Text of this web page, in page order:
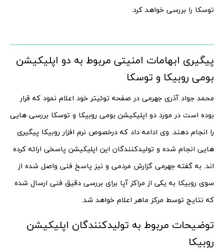
توسکا را بررسی خواهد کرد.
پیگیری ابهامات امنیتی مربوط به دو اپلیکیشن
بومی روبیکا و توسکا
محمد جواد آذری جهرمی در صفحه توئیتر خود اعلام نمود که قرار
بوده است در مورد دو اپلیکیشن بومی روبیکا و توسکا بررسی هایی
را انجام دهند. وی ادامه داد که درخصوص نرم افزار روبیکا پیگیری
هایی انجام شده و تولیدکنندگان این اپلیکیشن پاسخی ارائه کرده
اند. به گفته جهرمی گزارش مردمی و نیز پاسخ فنی واصل شده از
سوی روبیکا به یکی از مراکز آپا برای بررسی دقیق فنی ارسال شده
که نتایج توسط مرکز ماهر اعلام خواهد شد.
توضیحات مربوط به تولیدکنندگان اپلیکیشن
روبیکا